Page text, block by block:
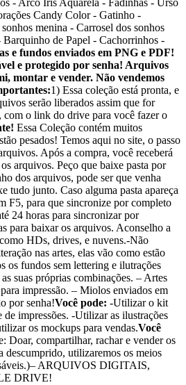
- Arco Íris Aquarela - Fadinhas - Urso
Candy Color - Gatinho -
menina - Carrosel dos sonhos
de Papel - Cachorrinhos -
e fundos enviados em PNG e PDF!
e protegido por senha! Arquivos
montar e vender. Não vendemos
1) Essa coleção está pronta, e
serão liberados assim que for
com o link do drive para você fazer o
Essa Coleção contém muitos
pesados! Temos aqui no site, o passo
Após a compra, você receberá
arquivos. Peço que baixe pasta por
dos arquivos, pode ser que venha
tudo junto. Caso alguma pasta apareça
F5, para que sincronize por completo
24 horas para sincronizar por
para baixar os arquivos. Aconselho a
HDs, drives, e nuvens.-Não
nas artes, elas vão como estão
os fundos sem lettering e ilutrações
suas próprias combinações. – Artes
impressão. – Miolos enviados em
por senha!Você pode: -Utilizar o kit
de impressões. -Utilizar as ilustrações
os mockups para vendas.Você
Doar, compartilhar, rachar e vender os
descumprido, utilizaremos os meios
ARQUIVOS DIGITAIS,
DRIVE!